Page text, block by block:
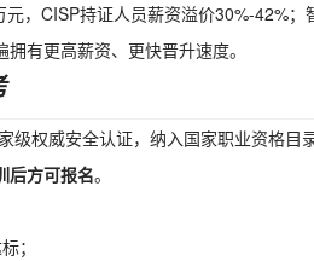
，CISP持证人员薪资溢价30%-42%
有更高薪资、更快晋升速度。
级权威安全认证，纳入国家职业资格
后方可报名。
；